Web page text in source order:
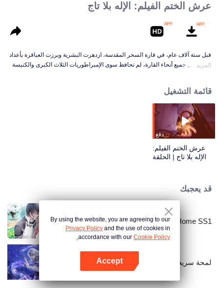
عرش الختم الفيلم: الإله بلا تاج
قبل ستة آلاف عام، في قارة السحر المقدسة، ازدهرت البشرية وبرزت العباقرة بأعداد
كبيرة. في جميع أنحاء القارة، لم تحافظ سوى الإمبراطوريات الثلاث الكبرى والكنيسة
بين المصالح الإمبراطورية ومكائد الكنيسة، خرج إلكترولوكس، ابن النور، من إيمانه
بالنور وتحول إلى آفة الموتى الأحياء. بقوته وحدها، أطلق العنان لانتقام مزلزل للعالم
والبشرية.
المزيد
قائمة التشغيل
دفع
عرش الختم الفيلم:
الإله بلا تاج | الحلقة
قد يعجبك
National Husband Bring Home SS1
لمحة سريعة عن أنمي "شيان ني"
By using the website, you are agreeing to our
Privacy Policy and the use of cookies in
accordance with our Cookie Policy.
Accept